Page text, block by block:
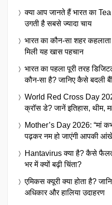
क्या आप जानते हैं भारत का
उगती है सबसे ज्यादा चाय
भारत का कौन-सा शहर
मिली यह खास पहचान
भारत का पहला पूरी तरह
कौन-सा है? जानिए कैसे बदली
World Red Cross Day
क्रॉस डे? जानें इतिहास, थीम,
Mother’s Day 2026: “मां
पढ़कर नम हो जाएंगी आपकी
Hantavirus क्या है? कैसे
भर में क्यों बढ़ी चिंता?
एमिकस क्यूरी क्या होता है?
अधिकार और हालिया उदाहरण